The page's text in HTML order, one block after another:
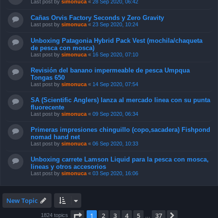
Last post by simonuca « 28 Sep 2020, 06:42
Cañas Orvis Factory Seconds y Zero Gravity
Last post by simonuca « 23 Sep 2020, 10:24
Unboxing Patagonia Hybrid Pack Vest (mochila/chaqueta
de pesca con mosca)
Last post by simonuca « 16 Sep 2020, 07:10
Revisión del banano impermeable de pesca Umpqua
Tongas 650
Last post by simonuca « 14 Sep 2020, 07:54
SA (Scientific Anglers) lanza al mercado linea con su punta
fluorecente
Last post by simonuca « 09 Sep 2020, 06:34
Primeras impresiones chinguillo (copo,sacadera) Fishpond
nomad hand net
Last post by simonuca « 06 Sep 2020, 10:33
Unboxing carrete Lamson Liquid para la pesca con mosca,
lineas y otros accesorios
Last post by simonuca « 03 Sep 2020, 16:06
New Topic
1824 topics Page 1of 37
1 2 3 4 5 37